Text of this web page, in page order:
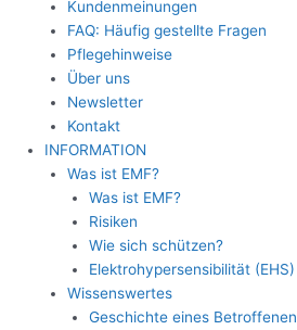
Kundenmeinungen
FAQ: Häufig gestellte Fragen
Pflegehinweise
Über uns
Newsletter
Kontakt
INFORMATION
Was ist EMF?
Was ist EMF?
Risiken
Wie sich schützen?
Elektrohypersensibilität (EHS)
Wissenswertes
Geschichte eines Betroffenen